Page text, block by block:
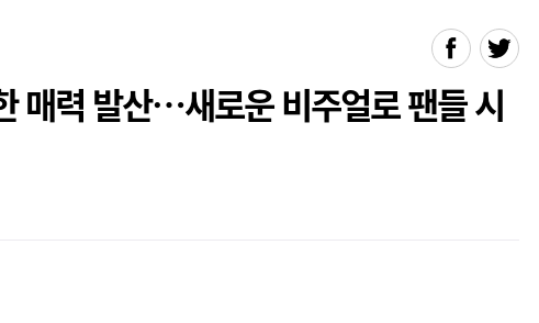
매력 발산…새로운 비주얼로 팬들 시